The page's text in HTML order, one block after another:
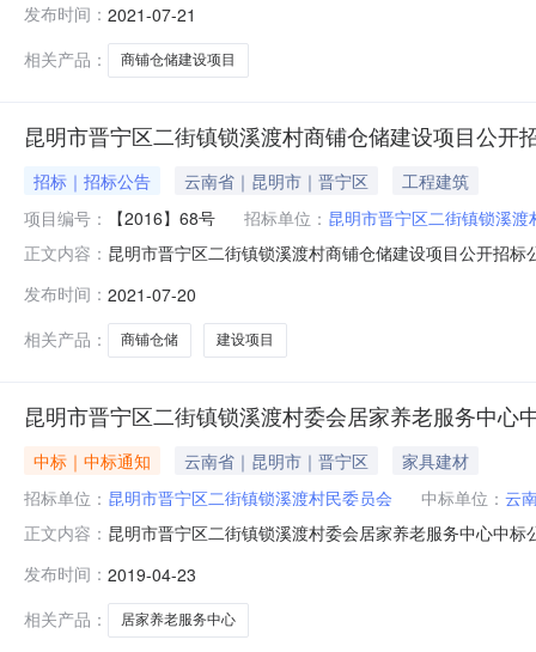
型：招标公告。昆明市晋宁区二街镇锁溪渡村商铺仓储
区二街镇人民政府（项目审批、核准或
发布时间： 2021-07-21
相关产品：
商铺仓储建设项目
昆明市晋宁区二街镇锁溪渡村商铺仓储建设项目公开
招标｜招标公告 云南省｜昆明市｜晋宁区
工程建筑
项目编号：
【2016】68号 招标单位： 昆明市晋宁区二街镇锁溪渡
正文内容： 昆明市晋宁区二街镇锁溪渡村商铺仓储建设项目公开招
区二街镇锁溪渡村民委员会，建设资金来自上级补助和
项目的施工进行公开招标。2.项目概况
发布时间： 2021-07-20
相关产品：
商铺仓储 建设项目
昆明市晋宁区二街镇锁溪渡村委会居家养老服务中心
中标｜中标通知 云南省｜昆明市｜晋宁区
家具建材
招标单位： 昆明市晋宁区二街镇锁溪渡村民委员会 中标单位： 云
正文内容： 昆明市晋宁区二街镇锁溪渡村委会居家养老服务中心中
诚润工程咨询有限公司联系电话13987677441工程名称
发布时间： 2019-04-23
相关产品：
居家养老服务中心